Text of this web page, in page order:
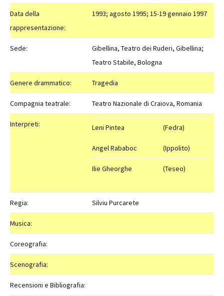
Data della
rappresentazione:
1993; agosto 1995; 15-19 gennaio 1997
Sede:
Gibellina, Teatro dei Ruderi, Gibellina;
Teatro Stabile, Bologna
Genere drammatico: Tragedia
Compagnia teatrale: Teatro Nazionale di Craiova, Romania
Interpreti: Leni Pintea (Fedra)
Angel Rababoc (Ippolito)
Ilie Gheorghe (Teseo)
Regia: Silviu Purcarete
Musica:
Coreografia:
Scenografia:
Recensioni e Bibliografia: